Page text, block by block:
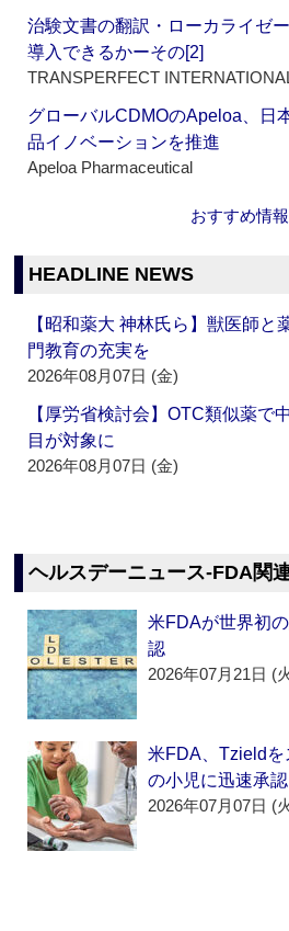
治験文書の翻訳・ローカライゼ
導入できるかーその[2]
TRANSPERFECT
グローバルCDMOのApeloa、日
品イノベーションを推進
Apeloa Pharmaceutical
おすすめ情
HEADLINE NEWS
【昭和薬大 神林氏ら】獣医師と
門教育の充実を
2026年08月07日 (金)
【厚労省検討会】OTC類似薬で
目が対象に
2026年08月07日 (金)
ヘルスデーニュース‐FDA関
米FDAが世界初
認
2026年07月21日 (
米FDA、Tzield
の小児に迅速承認
2026年07月07日 (